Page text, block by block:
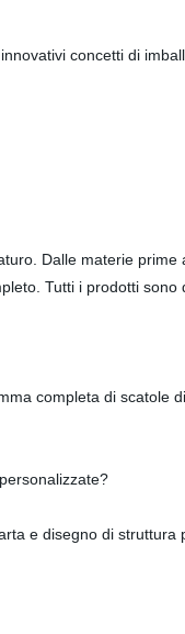
concetti di
Dalle materie
Tutti i prodotti
completa di scatole
e disegno di